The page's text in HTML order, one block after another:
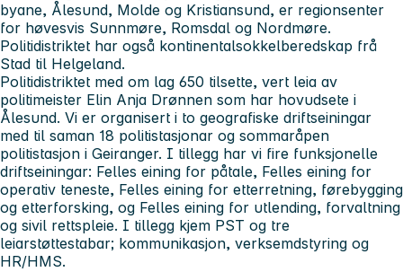
byane, Ålesund, Molde og Kristiansund, er regionsenter
for høvesvis Sunnmøre, Romsdal og Nordmøre.
Politidistriktet har også kontinentalsokkelberedskap frå
Stad til Helgeland.
Politidistriktet med om lag 650 tilsette, vert leia av
politimeister Elin Anja Drønnen som har hovudsete i
Ålesund. Vi er organisert i to geografiske driftseiningar
med til saman 18 politistasjonar og sommaråpen
politistasjon i Geiranger. I tillegg har vi fire funksjonelle
driftseiningar: Felles eining for påtale, Felles eining for
operativ teneste, Felles eining for etterretning, førebygging
og etterforsking, og Felles eining for utlending, forvaltning
og sivil rettspleie. I tillegg kjem PST og tre
leiarstøttestabar; kommunikasjon, verksemdstyring og
HR/HMS.